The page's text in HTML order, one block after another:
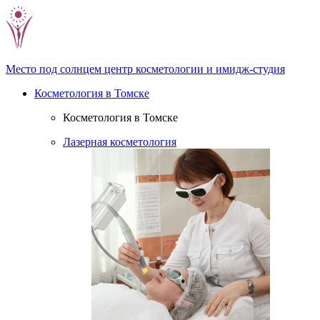
Место под солнцем центр косметологии и имидж-студия
Косметология в Томске
Косметология в Томске
Лазерная косметология